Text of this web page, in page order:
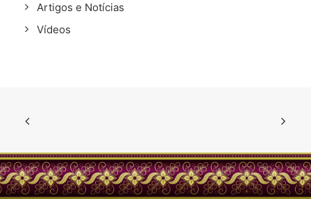
Artigos e Notícias
Vídeos